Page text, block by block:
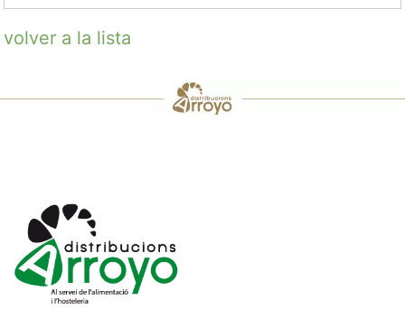
volver a la lista